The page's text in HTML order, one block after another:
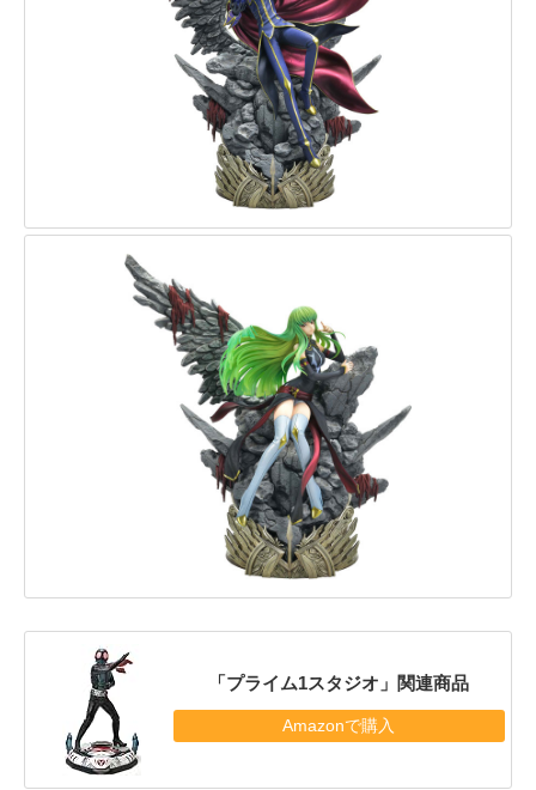
「プライム1スタジオ」関連商品
Amazonで購入